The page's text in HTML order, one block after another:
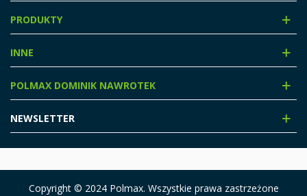
PRODUKTY
INNE
POLMAX DOMINIK NAWROTEK
NEWSLETTER
Copyright © 2024 Polmax. Wszystkie prawa zastrzeżone